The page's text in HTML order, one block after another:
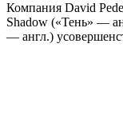
Компания David
Shadow («Тень» —
— англ.)